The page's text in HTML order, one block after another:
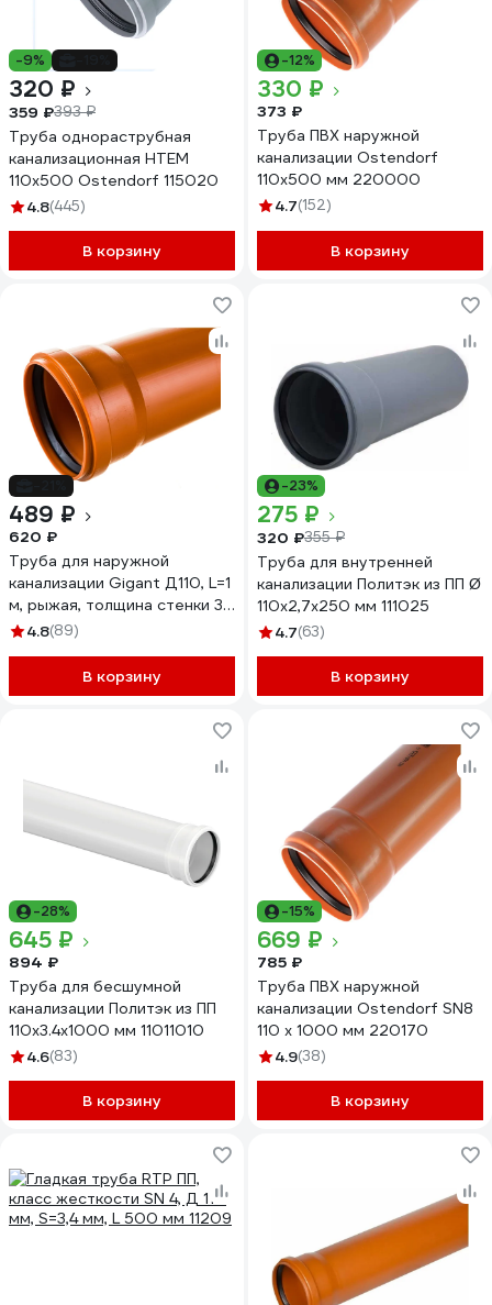
-9%
320 ₽
359 ₽393 ₽
Труба однораструбная
канализационная HTEM
110х500 Ostendorf 115020
4.8(445)
В корзину
-12%
330 ₽
373 ₽
Труба ПВХ наружной
канализации Ostendorf
110х500 мм 220000
4.7(152)
В корзину
489 ₽
620 ₽
Труба для наружной
канализации Gigant Д110, L=1
м, рыжая, толщина стенки 3.4
мм, класс жесткости SN 4
4.8(89)
В корзину
-23%
275 ₽
320 ₽355 ₽
Труба для внутренней
канализации Политэк из ПП Ø
110x2,7x250 мм 111025
4.7(63)
В корзину
-28%
645 ₽
894 ₽
Труба для бесшумной
канализации Политэк из ПП
110х3.4х1000 мм 11011010
4.6(83)
В корзину
-15%
669 ₽
785 ₽
Труба ПВХ наружной
канализации Ostendorf SN8
110 х 1000 мм 220170
4.9(38)
В корзину